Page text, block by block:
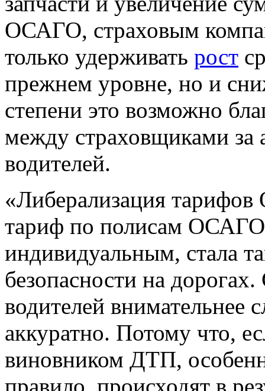
ОСАГО, страховым
только удерживать рост
прежнем уровне, но и
степени это возможно
между страховщиками за
водителей.
«Либерализация
тариф по полисам ОСАГО
индивидуальным, стала
безопасности на
водителей внимательнее
аккуратно. Потому что,
виновником ДТП,
правило, происходят в